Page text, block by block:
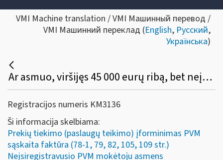
VMI Machine translation / VMI Машинный перевод /
VMI Машинний переклад (English, Русский,
Українська)
Ar asmuo, viršijęs 45 000 eurų ribą, bet neįsiregistravęs PVM mokėtoju, gali (privalo) apskaitos dokumente išskirti PVM, o pirkėjas turi teisę tokį PVM atskaityti įprasta tvarka?
Registracijos numeris KM3136
Ši informacija skelbiama:
Prekių tiekimo (paslaugų teikimo) įforminimas PVM
sąskaita faktūra (78-1, 79, 82, 105, 109 str.)
Neįsiregistravusio PVM mokėtoju asmens